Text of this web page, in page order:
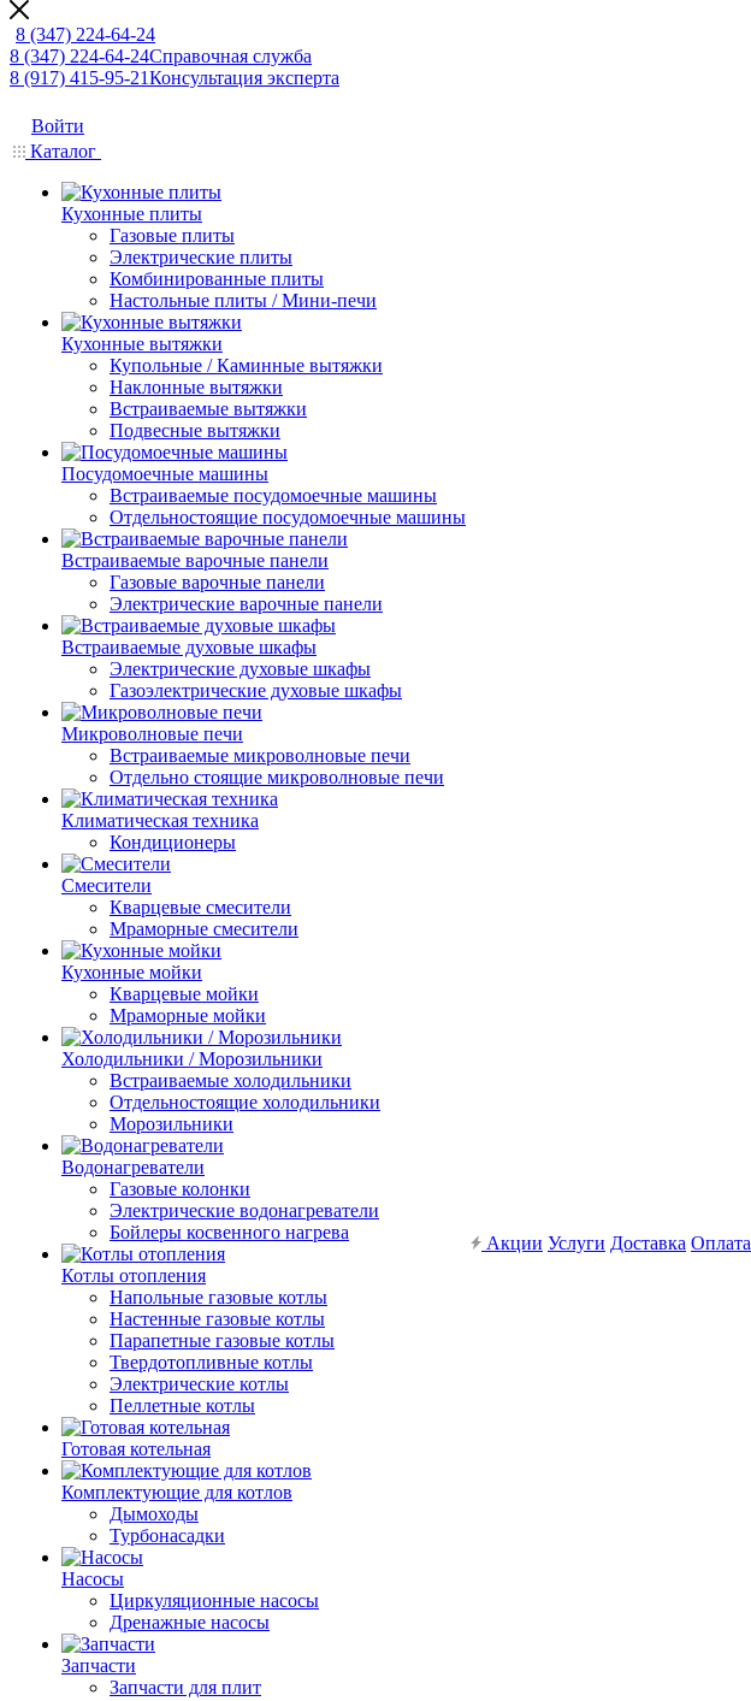
8 (347) 224-64-24
8 (347) 224-64-24Справочная служба
8 (917) 415-95-21Консультация эксперта
Войти
Каталог
Кухонные плиты
Газовые плиты
Электрические плиты
Комбинированные плиты
Настольные плиты / Мини-печи
Кухонные вытяжки
Купольные / Каминные вытяжки
Наклонные вытяжки
Встраиваемые вытяжки
Подвесные вытяжки
Посудомоечные машины
Встраиваемые посудомоечные машины
Отдельностоящие посудомоечные машины
Встраиваемые варочные панели
Газовые варочные панели
Электрические варочные панели
Встраиваемые духовые шкафы
Электрические духовые шкафы
Газоэлектрические духовые шкафы
Микроволновые печи
Встраиваемые микроволновые печи
Отдельно стоящие микроволновые печи
Климатическая техника
Кондиционеры
Смесители
Кварцевые смесители
Мраморные смесители
Кухонные мойки
Кварцевые мойки
Мраморные мойки
Холодильники / Морозильники
Встраиваемые холодильники
Отдельностоящие холодильники
Морозильники
Водонагреватели
Газовые колонки
Электрические водонагреватели
Бойлеры косвенного нагрева
Котлы отопления
Напольные газовые котлы
Настенные газовые котлы
Парапетные газовые котлы
Твердотопливные котлы
Электрические котлы
Пеллетные котлы
Готовая котельная
Комплектующие для котлов
Дымоходы
Турбонасадки
Насосы
Циркуляционные насосы
Дренажные насосы
Запчасти
Запчасти для плит
Акции Услуги Доставка Оплата